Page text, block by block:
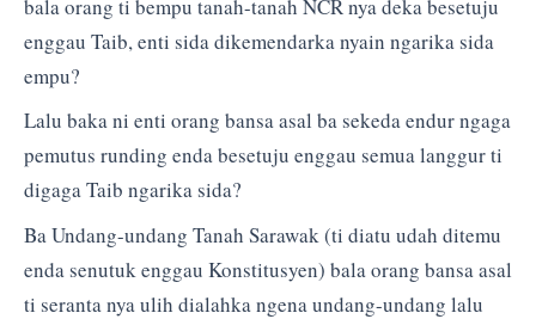
bala orang ti bempu tanah-tanah NCR nya deka besetuju
enggau Taib, enti sida dikemendarka nyain ngarika sida
empu?
Lalu baka ni enti orang bansa asal ba sekeda endur ngaga
pemutus runding enda besetuju enggau semua langgur ti
digaga Taib ngarika sida?
Ba Undang-undang Tanah Sarawak (ti diatu udah ditemu
enda senutuk enggau Konstitusyen) bala orang bansa asal
ti seranta nya ulih dialahka ngena undang-undang lalu